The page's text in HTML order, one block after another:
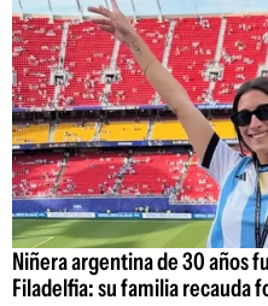
Niñera argentina de 30 años
Filadelfia: su familia recauda